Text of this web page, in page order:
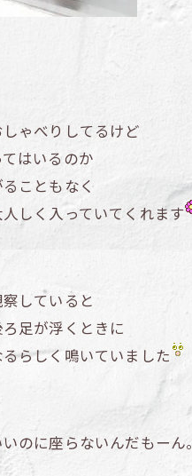
ゃべりしてるけど
はいるのか
こともなく
しく入っていてくれます
していると
足が浮くときに
らしく鳴いていました
のに座らないんだもーん。